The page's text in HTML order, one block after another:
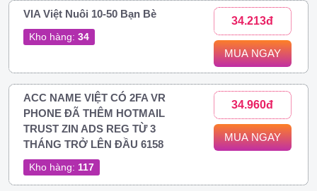
VIA Việt Nuôi 10-50 Bạn Bè
Kho hàng: 34
34.213đ
MUA NGAY
ACC NAME VIỆT CÓ 2FA VR
PHONE ĐÃ THÊM HOTMAIL
TRUST ZIN ADS REG TỪ 3
THÁNG TRỞ LÊN ĐẦU 6158
Kho hàng: 117
34.960đ
MUA NGAY